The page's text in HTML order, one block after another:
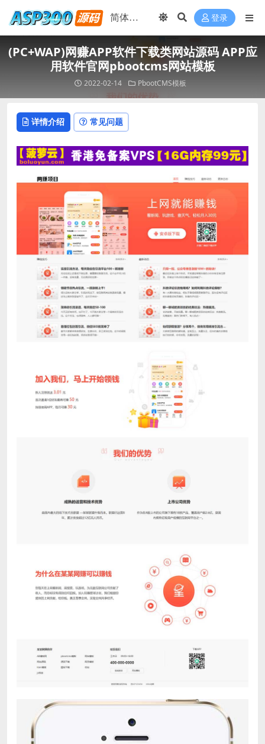
登录
(PC+WAP)网赚APP软件下载类网站源码 APP应
用软件官网pbootcms网站模板
2022-02-14 PbootCMS模板
详情介绍 常见问题